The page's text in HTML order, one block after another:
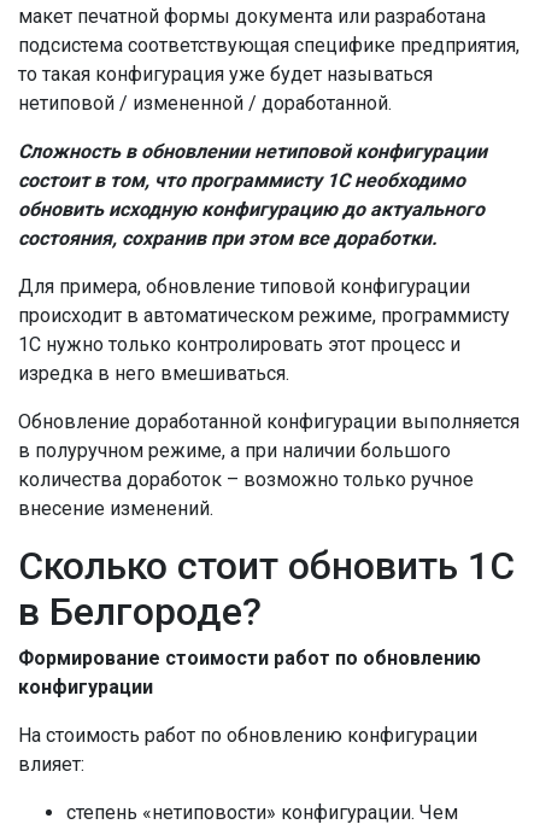
макет печатной формы документа или разработана
подсистема соответствующая специфике предприятия,
то такая конфигурация уже будет называться
нетиповой / измененной / доработанной.
Сложность в обновлении нетиповой конфигурации
состоит в том, что программисту 1С необходимо
обновить исходную конфигурацию до актуального
состояния, сохранив при этом все доработки.
Для примера, обновление типовой конфигурации
происходит в автоматическом режиме, программисту
1С нужно только контролировать этот процесс и
изредка в него вмешиваться.
Обновление доработанной конфигурации выполняется
в полуручном режиме, а при наличии большого
количества доработок – возможно только ручное
внесение изменений.
Сколько стоит обновить 1С
в Белгороде?
Формирование стоимости работ по обновлению
конфигурации
На стоимость работ по обновлению конфигурации
влияет:
степень «нетиповости» конфигурации. Чем